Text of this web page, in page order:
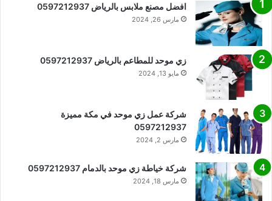
افضل مصنع ملابس بالرياض 0597212937
مارس 26, 2024
زي موحد للمطاعم بالرياض 0597212937
مايو 13, 2024
شركة عمل زي موحد في مكة مميزة
0597212937
مارس 2, 2024
شركة خياطة زي موحد بالدمام 0597212937
مارس 18, 2024